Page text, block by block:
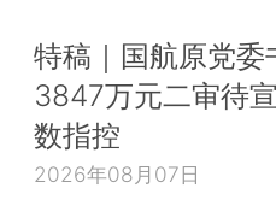
特稿｜国航原党委
3847万元二审待
数指控
2026年08月07日